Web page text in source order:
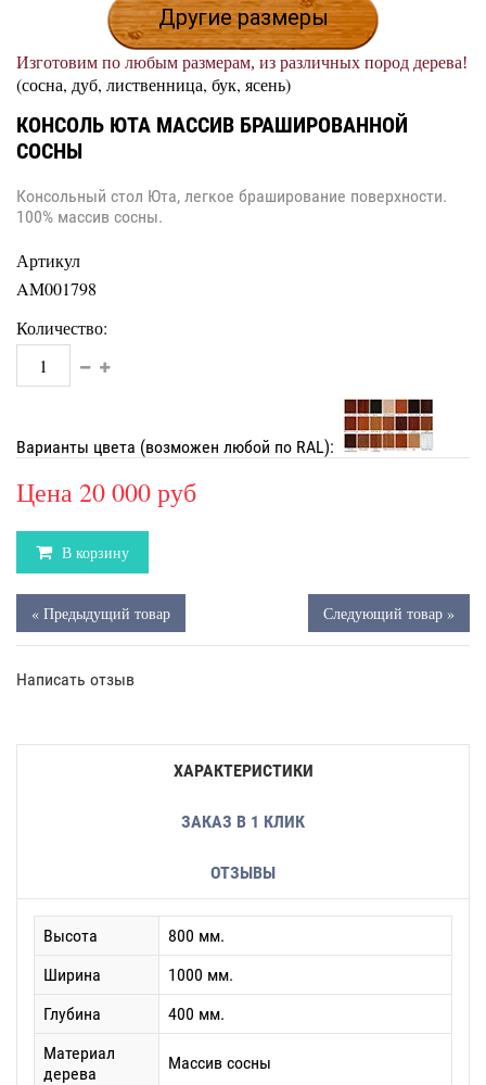
Другие размеры
Изготовим по любым размерам, из различных пород дерева!
(сосна, дуб, лиственница, бук, ясень)
КОНСОЛЬ ЮТА МАССИВ БРАШИРОВАННОЙ
СОСНЫ
Консольный стол Юта, легкое браширование поверхности.
100% массив сосны.
Артикул
AM001798
Количество:
Варианты цвета (возможен любой по RAL):
Цена20 000 руб
В корзину
« Предыдущий товар Следующий товар »
Написать отзыв
ХАРАКТЕРИСТИКИ
ЗАКАЗ В 1 КЛИК
ОТЗЫВЫ
Высота
800 мм.
Ширина
1000 мм.
Глубина
400 мм.
Материал
дерева
Массив сосны